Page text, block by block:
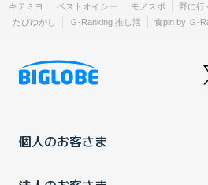
キテミヨ
ベストオイシー モノスポ 野に行
たびゆかし
Ｇ-Ranking 推し活 食pin by Ｇ-
個人のお客さま